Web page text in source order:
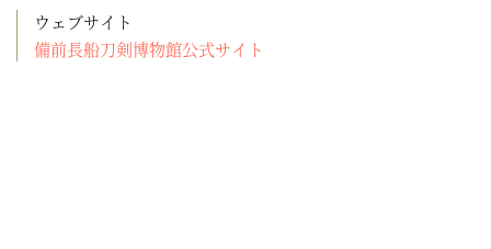
ウェブサイト
備前長船刀剣博物館公式サイト